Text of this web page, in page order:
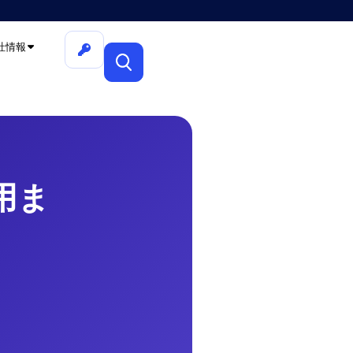
情報
インフラを、構築から運
ま